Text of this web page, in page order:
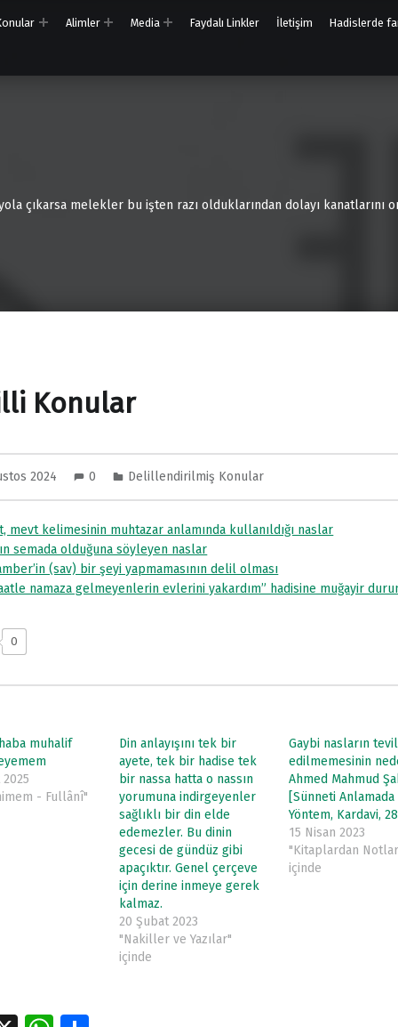
Alimler Media Faydalı Linkler İletişim Hadislerde
çıkarsa melekler bu işten razı olduklarından dolayı kanatlarını
Konular
2024 0 Delillendirilmiş Konular
mevt kelimesinin muhtazar anlamında kullanıldığı naslar
semada olduğuna söyleyen naslar
(sav) bir şeyi yapmamasının delil olması
namaza gelmeyenlerin evlerini yakardım” hadisine muğayir
0
muhalif
- Fullânî"
Din anlayışını tek bir
ayete, tek bir hadise tek
bir nassa hatta o nassın
yorumuna indirgeyenler
sağlıklı bir din elde
edemezler. Bu dinin
gecesi de gündüz gibi
apaçıktır. Genel çerçeve
için derine inmeye gerek
kalmaz.
20 Şubat 2023
"Nakiller ve Yazılar"
içinde
Gaybi nasların tevil
edilmemesinin
Ahmed Mahmud
[Sünneti Anlamada
Yöntem, Kardavi,
15 Nisan 2023
"Kitaplardan
içinde